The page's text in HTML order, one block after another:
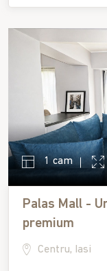
1 cam
Palas Mall -
premium
Centru, Iasi